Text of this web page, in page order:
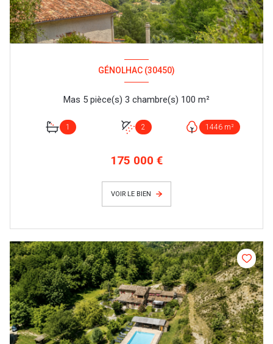
GÉNOLHAC (30450)
Mas 5 pièce(s) 3 chambre(s) 100 m²
1 2 1446 m²
175 000 €
VOIR LE BIEN